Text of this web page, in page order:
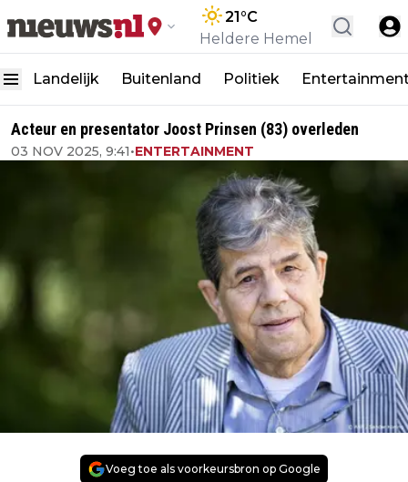
21°C
Heldere Hemel
Landelijk Buitenland Politiek
Acteur en presentator Joost Prinsen (83) overleden
03 NOV 2025, 9:41•ENTERTAINMENT
Voeg toe als voorkeursbron op Google